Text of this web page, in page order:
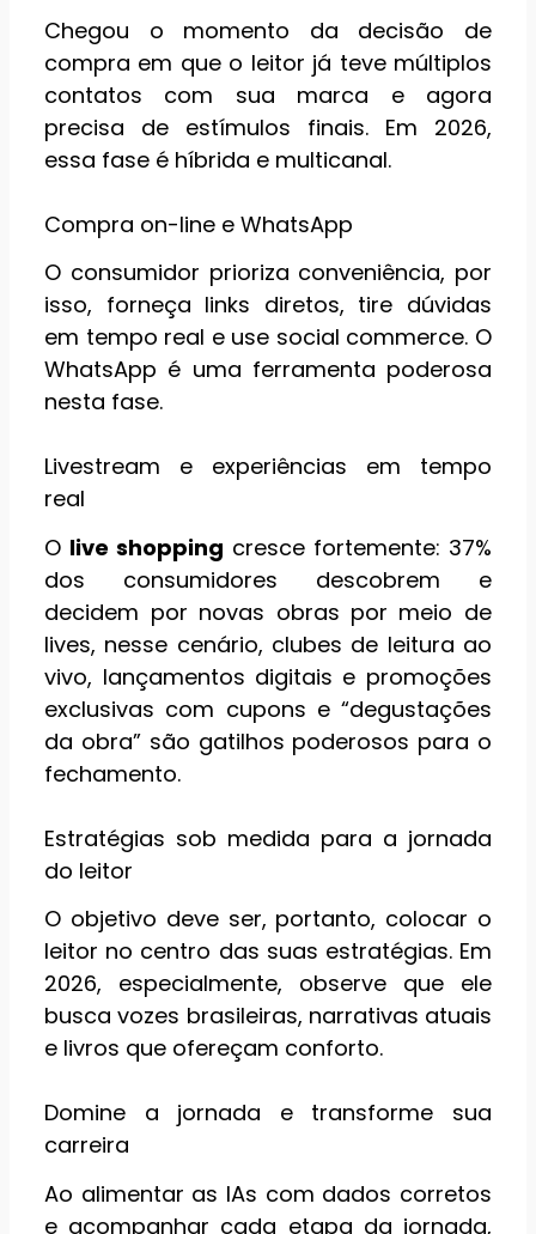
Chegou o momento da decisão de
compra em que o leitor já teve múltiplos
contatos com sua marca e agora
precisa de estímulos finais. Em 2026,
essa fase é híbrida e multicanal.
Compra on-line e WhatsApp
O consumidor prioriza conveniência, por
isso, forneça links diretos, tire dúvidas
em tempo real e use social commerce. O
WhatsApp é uma ferramenta poderosa
nesta fase.
Livestream e experiências em tempo
real
O live shopping cresce fortemente: 37%
dos consumidores descobrem e
decidem por novas obras por meio de
lives, nesse cenário, clubes de leitura ao
vivo, lançamentos digitais e promoções
exclusivas com cupons e “degustações
da obra” são gatilhos poderosos para o
fechamento.
Estratégias sob medida para a jornada
do leitor
O objetivo deve ser, portanto, colocar o
leitor no centro das suas estratégias. Em
2026, especialmente, observe que ele
busca vozes brasileiras, narrativas atuais
e livros que ofereçam conforto.
Domine a jornada e transforme sua
carreira
Ao alimentar as IAs com dados corretos
e acompanhar cada etapa da jornada,